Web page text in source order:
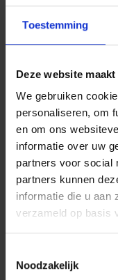
Toestemming
Deze website
We gebruiken
personaliseren, om
en om ons
informatie over uw
partners voor social
partners kunnen
informatie die u aan
verzameld op basis
Noodzakelijk
locatie waar u
Roermond werken
behandelingen
kwaliteitskeurmerk
gewaardeerde
gezondheidszorg.
ons op het